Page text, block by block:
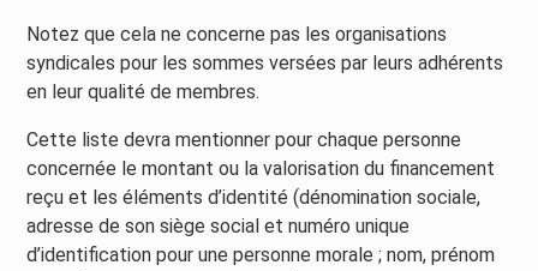
Notez que cela ne concerne pas les organisations
syndicales pour les sommes versées par leurs adhérents
en leur qualité de membres.
Cette liste devra mentionner pour chaque personne
concernée le montant ou la valorisation du financement
reçu et les éléments d’identité (dénomination sociale,
adresse de son siège social et numéro unique
d’identification pour une personne morale ; nom, prénom